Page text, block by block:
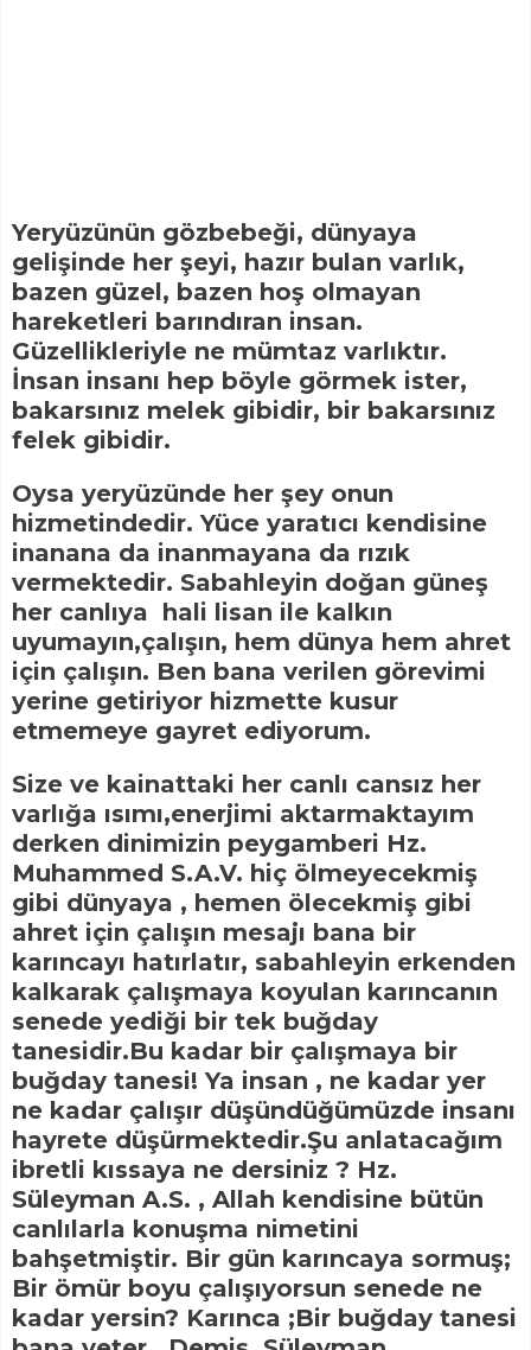
Yeryüzünün gözbebeği, dünyaya
gelişinde her şeyi, hazır bulan varlık,
bazen güzel, bazen hoş olmayan
hareketleri barındıran insan.
Güzellikleriyle ne mümtaz varlıktır.
İnsan insanı hep böyle görmek ister,
bakarsınız melek gibidir, bir bakarsınız
felek gibidir.
Oysa yeryüzünde her şey onun
hizmetindedir. Yüce yaratıcı kendisine
inanana da inanmayana da rızık
vermektedir. Sabahleyin doğan güneş
her canlıya hali lisan ile kalkın
uyumayın,çalışın, hem dünya hem ahret
için çalışın. Ben bana verilen görevimi
yerine getiriyor hizmette kusur
etmemeye gayret ediyorum.
Size ve kainattaki her canlı cansız her
varlığa ısımı,enerjimi aktarmaktayım
derken dinimizin peygamberi Hz.
Muhammed S.A.V. hiç ölmeyecekmiş
gibi dünyaya , hemen ölecekmiş gibi
ahret için çalışın mesajı bana bir
karıncayı hatırlatır, sabahleyin erkenden
kalkarak çalışmaya koyulan karıncanın
senede yediği bir tek buğday
tanesidir.Bu kadar bir çalışmaya bir
buğday tanesi! Ya insan , ne kadar yer
ne kadar çalışır düşündüğümüzde insanı
hayrete düşürmektedir.Şu anlatacağım
ibretli kıssaya ne dersiniz ? Hz.
Süleyman A.S. , Allah kendisine bütün
canlılarla konuşma nimetini
bahşetmiştir. Bir gün karıncaya sormuş;
Bir ömür boyu çalışıyorsun senede ne
kadar yersin? Karınca ;Bir buğday tanesi